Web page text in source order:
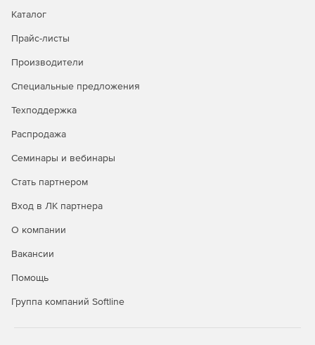
отдельных объектов, а также автоматическое
Доступна уникальная технология восстановления
Централизованное управление и автоматизация.
администрирования (включая выделенную роль ИБ),
интеграция с отечественными и зарубежными
службами каталогов. Для специализированных задач
ИБ.Панель мониторинга, автоматизированная
генерация отчетов в разных форматах, детальный
данных. Поддержка SMTP‑оповещений, передача
с внешними системами мониторинга.
Каталог
Прайс-листы
Производители
Специальные предложения
Техподдержка
Распродажа
Семинары и вебинары
Стать партнером
Вход в ЛК партнера
О компании
Вакансии
Помощь
Группа компаний Softline